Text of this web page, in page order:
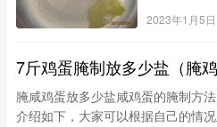
2023年1月5日
7斤鸡蛋腌制放多少盐（腌
腌咸鸡蛋放多少盐咸鸡蛋的腌制方
介绍如下，大家可以根据自己的情